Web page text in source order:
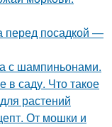
перед посадкой —
с шампиньонами.
саду. Что такое
растений
От мошки и